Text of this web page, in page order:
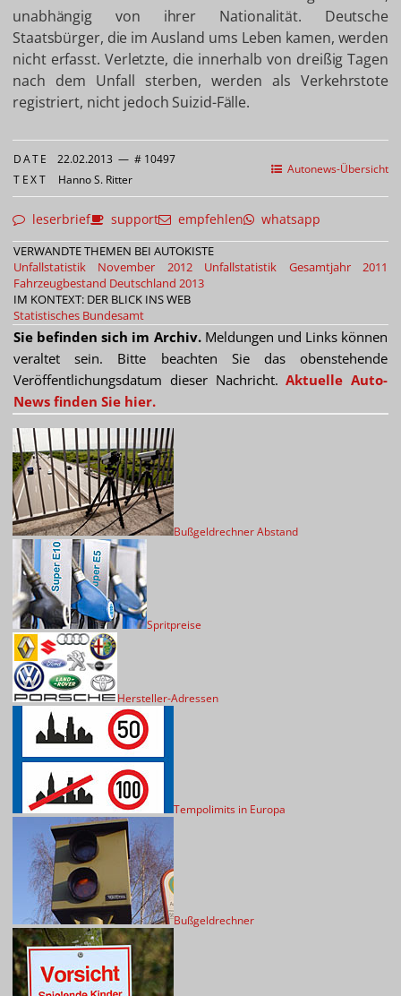
unabhängig von ihrer Nationalität. Deutsche
Staatsbürger, die im Ausland ums Leben kamen, werden
nicht erfasst. Verletzte, die innerhalb von dreißig Tagen
nach dem Unfall sterben, werden als Verkehrstote
registriert, nicht jedoch Suizid-Fälle.
Autonews-Übersicht
DATE 22.02.2013 — # 10497
TEXT Hanno S. Ritter
leserbrief support empfehlen whatsapp
VERWANDTE THEMEN BEI AUTOKISTE
Unfallstatistik November 2012
Unfallstatistik Gesamtjahr 2011
Fahrzeugbestand Deutschland 2013
IM KONTEXT: DER BLICK INS WEB
Statistisches Bundesamt
Sie befinden sich im Archiv.Meldungen und Links können
veraltet sein. Bitte beachten Sie das obenstehende
Veröffentlichungsdatum dieser Nachricht.Aktuelle Auto-
News finden Sie hier.
Bußgeldrechner Abstand
Spritpreise
Hersteller-Adressen
Tempolimits in Europa
Bußgeldrechner